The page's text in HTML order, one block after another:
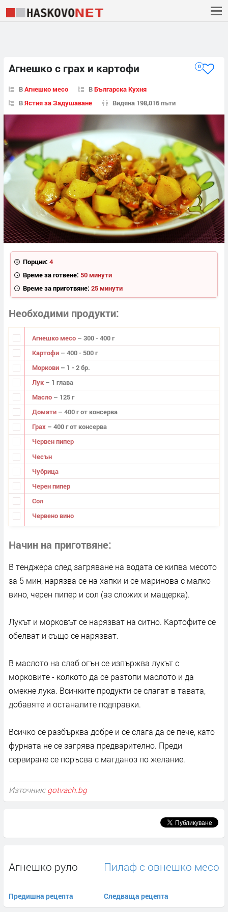
Агнешко с грах и картофи 0
ВАгнешко месо ВБългарска Кухня
ВЯстия за Задушаване Видяна 198,016 пъти
Порции: 4
Време за готвене: 50 минути
Време за приготвяне: 25 минути
Необходими продукти
Агнешко месо – 300 - 400 г
Картофи – 400 - 500 г
Моркови – 1 - 2 бр.
Лук – 1 глава
Масло – 125 г
Домати – 400 г от консерва
Грах – 400 г от консерва
Червен пипер
Чесън
Чубрица
Черен пипер
Сол
Червено вино
Начин на приготвяне
В тенджера след загряване на водата се кипва месото
за 5 мин, нарязва се на хапки и се маринова с малко
вино, черен пипер и сол (аз сложих и мащерка).
Лукът и морковът се нарязват на ситно. Картофите се
обелват и също се нарязват.
В маслото на слаб огън се изпържва лукът с
морковите - колкото да се разтопи маслото и да
омекне лука. Всичките продукти се слагат в тавата,
добавяте и останалите подправки.
Всичко се разбърква добре и се слага да се пече, като
фурната не се загрява предварително. Преди
сервиране се поръсва с магданоз по желание.
Източник: gotvach.bg
Агнешко руло
Предишна рецепта
Пилаф с овнешко месо
Следваща рецепта